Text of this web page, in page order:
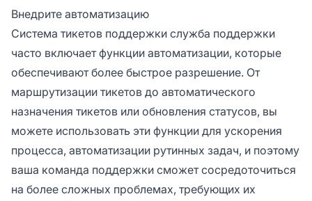
Внедрите автоматизацию
Система тикетов поддержки служба поддержки
часто включает функции автоматизации, которые
обеспечивают более быстрое разрешение. От
маршрутизации тикетов до автоматического
назначения тикетов или обновления статусов, вы
можете использовать эти функции для ускорения
процесса, автоматизации рутинных задач, и поэтому
ваша команда поддержки сможет сосредоточиться
на более сложных проблемах, требующих их